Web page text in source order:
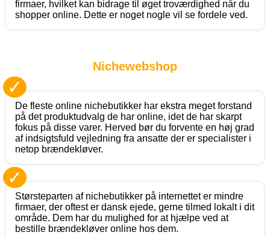
firmaer, hvilket kan bidrage til øget troværdighed når du
shopper online. Dette er noget nogle vil se fordele ved.
Nichewebshop
✓
De fleste online nichebutikker har ekstra meget forstand
på det produktudvalg de har online, idet de har skarpt
fokus på disse varer. Herved bør du forvente en høj grad
af indsigtsfuld vejledning fra ansatte der er specialister i
netop brændekløver.
✓
Størsteparten af nichebutikker på internettet er mindre
firmaer, der oftest er dansk ejede, gerne tilmed lokalt i dit
område. Dem har du mulighed for at hjælpe ved at
bestille brændekløver online hos dem.